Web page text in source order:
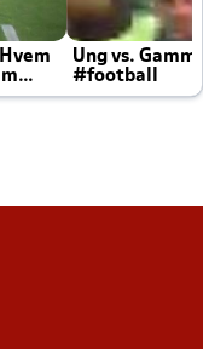
Ung vs.
#football